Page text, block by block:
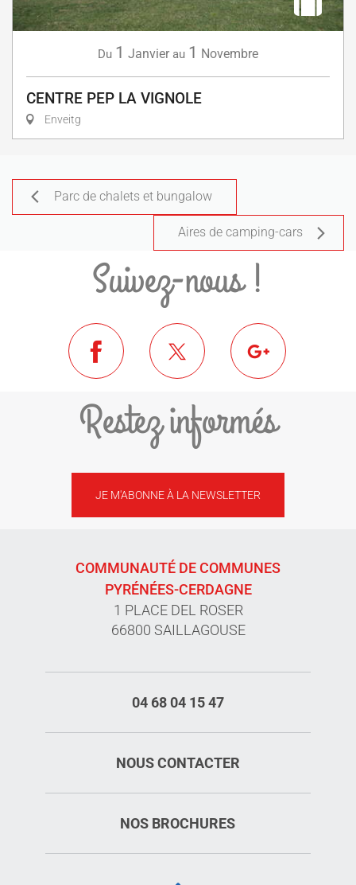
Du 1 Janvier au 1 Novembre
CENTRE PEP LA VIGNOLE
Enveitg
Parc de chalets et bungalow
Aires de camping-cars
Suivez-nous !
Restez informés
JE M'ABONNE À LA NEWSLETTER
COMMUNAUTÉ DE COMMUNES
PYRÉNÉES-CERDAGNE
1 PLACE DEL ROSER
66800 SAILLAGOUSE
04 68 04 15 47
NOUS CONTACTER
NOS BROCHURES